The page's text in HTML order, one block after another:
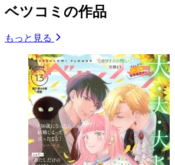
ベツコミの作品
もっと見る